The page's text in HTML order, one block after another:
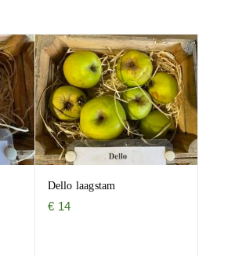
Dello laagstam
€ 14